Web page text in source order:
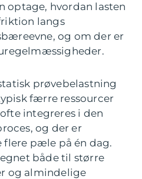
optage, hvordan lasten
langs
og om der er
prøvebelastning
færre ressourcer
integreres i den
og der er
pæle på én dag.
både til større
og almindelige